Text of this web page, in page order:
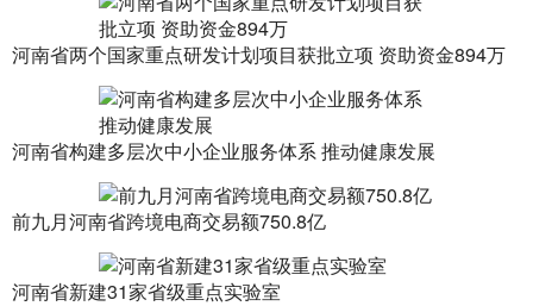
河南省两个国家重点研发计划项目获批立项 资助资金894万
河南省构建多层次中小企业服务体系 推动健康发展
前九月河南省跨境电商交易额750.8亿
河南省新建31家省级重点实验室